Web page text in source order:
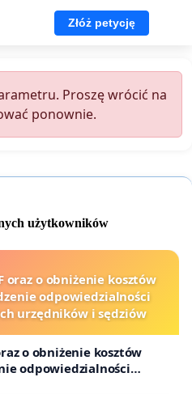
Złóż petycję
Proszę wrócić na
ponownie.
użytkowników
oraz o obniżenie kosztów
odpowiedzialności
urzędników i sędziów
o obniżenie kosztów
odpowiedzialności
i sędziów